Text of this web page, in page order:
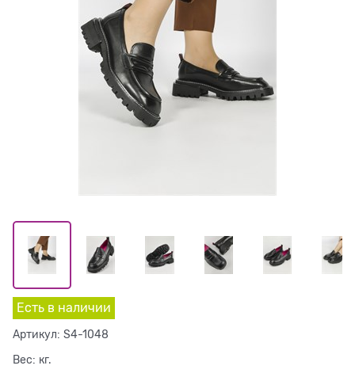
Есть в наличии
Артикул: S4-1048
Вес: кг.